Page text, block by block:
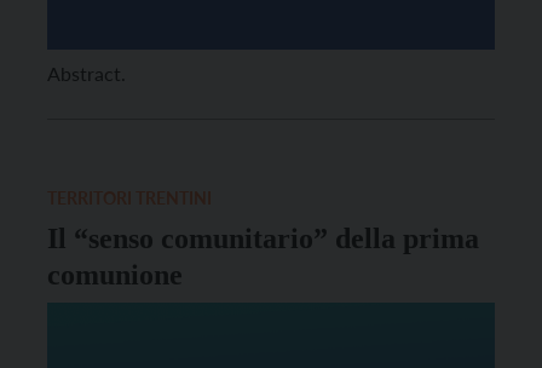
Abstract.
Il “senso comunitario” della prima
comunione